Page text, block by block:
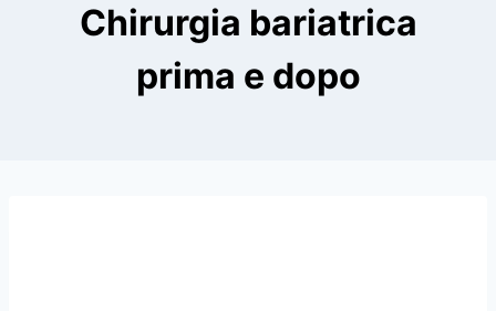
Chirurgia bariatrica
prima e dopo